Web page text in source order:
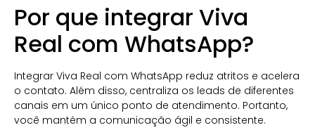
Por que integrar Viva
Real com WhatsApp?
Integrar Viva Real com WhatsApp reduz atritos e acelera
o contato. Além disso, centraliza os leads de diferentes
canais em um único ponto de atendimento. Portanto,
você mantém a comunicação ágil e consistente.